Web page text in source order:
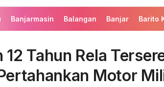
Banjarmasin Balangan Banjar Barito
12 Tahun Rela
Motor